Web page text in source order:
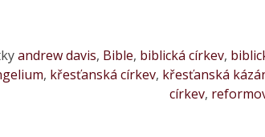
andrew davis, Bible, biblická církev,
, křesťanská církev, křesťanská
církev,